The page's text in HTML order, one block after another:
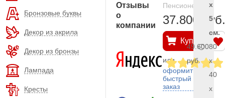
Бронзовые буквы
Декор из акрила
Декор из бронзы
Лампада
Кресты
Отзывы
о
компании
Пенсионерам
37.800 руб.
Купить
или
оформить
быстрый
заказ
x
5
см.
49.600
руб.
80
x
40
x